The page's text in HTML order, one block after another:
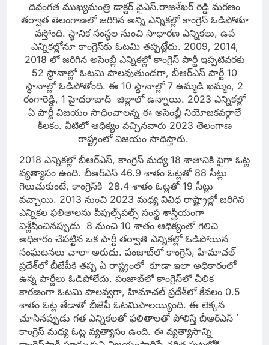
దివంగత ముఖ్యమంత్రి డాక్టర్‌ వైఎస్‌.రాజశేఖర్‌ రెడ్డి మరణం
తర్వాత తెలంగాణలో జరిగిన అన్ని ఎన్నికల్లో కాంగ్రెస్‌ ఓడిపోతూ
వస్తోంది. స్థానిక సంస్థల నుంచి సాధారణ ఎన్నికలు, ఉప
ఎన్నికల్లోనూ కాంగ్రెస్‌కు ఓటమి తప్పట్లేదు. 2009, 2014,
2018 లో జరిగిన అసెంబ్లీ ఎన్నికల్లో కాంగ్రెస్‌ పార్టీ ఇప్పటివరకు
52 స్థానాల్లో ఓటమి పాలవుతుండగా, బీఆర్‌ఎస్‌ పార్టీ 10
స్థానాల్లో ఓడిపోతోంది. ఈ 10 స్థానాల్లో 7 ఉమ్మడి ఖమ్మం, 2
రంగారెడ్డి, 1 హైదరాబాద్‌ జిల్లాలో ఉన్నాయి. 2023 ఎన్నికల్లో
ఏ పార్టీ విజయం సాధించాలన్న ఈ అసెంబ్లీ నియోజకవర్గాలే
కీలకం. వీటిలో ఆధిక్యం వచ్చినవారు 2023 తెలంగాణ
రాష్ట్రంలో విజయం సాధిస్తారు.
2018 ఎన్నికల్లో బీఆర్‌ఎస్‌, కాంగ్రెస్‌ మధ్య 18 శాతానికి పైగా ఓట్ల
వ్యత్యాసం ఉంది. బీఆర్‌ఎస్‌ 46.9 శాతం ఓట్లతో 88 సీట్లు
గెలుచుకుంటే, కాంగ్రెస్‌కి 28.4 శాతం ఓట్లతో 19 సీట్లు
వచ్చాయి. 2013 నుంచి 2023 మధ్య వివిధ రాష్ట్రాల్లో జరిగిన
ఎన్నికల ఫలితాలను పీపుల్స్‌పల్స్‌ సంస్థ శాస్త్రీయంగా
విశ్లేషించినప్పుడు 8 నుంచి 10 శాతం ఆధిక్యంతో గెలిచి
అధికారం చేపట్టిన ఒక పార్టీ తర్వాతి ఎన్నికల్లో ఓడిపోయిన
సంఘటనలు చాలా అరుదు. పంజాబ్‌లో కాంగ్రెస్‌, హిమాచల్‌
ప్రదేశ్‌లో బీజేపీకి తప్ప ఏ రాష్ట్రంలో కూడా ఇలా అధికారంలో
ఉన్న పార్టీలు ఓడిపోలేదు. పంజాబ్‌లో కాంగ్రెస్‌లో చీలిక
కారణంగా ఓటమి పాలవ్వగా, హిమాచల్‌ ప్రదేశ్‌లో కేవలం 0.5
శాతం ఓట్ల తేడాతో బీజేపీ ఓటమిపాలయ్యింది. ఈ లెక్కన
చూసినప్పుడు గత ఎన్నికలతో ఫలితాలతో పోలిస్తే బీఆర్‌ఎస్‌ `
కాంగ్రెస్‌ మధ్య ఓట్ల వ్యత్యాసం ఉంది. ఈ వ్యత్యాసాన్ని